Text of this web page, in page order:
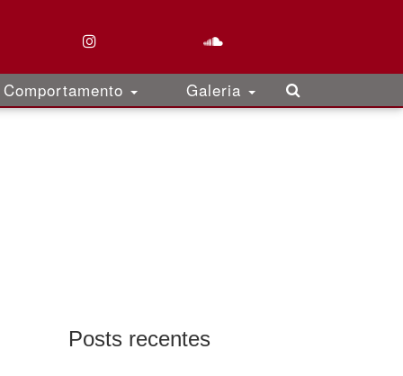
Comportamento Galeria
Posts recentes